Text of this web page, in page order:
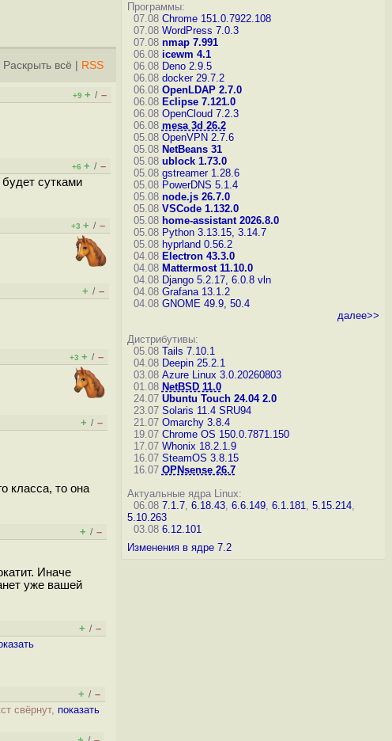
Раскрыть всё RSS
+9 + / –
+6 + / –
сутками
+3 + / –
+ / –
+3 + / –
+ / –
класса, то она
+ / –
Иначе
уже вашей
+ / –
+ / –
свёрнут, показать
Программы:
07.08 Chrome 151.0.7922.108
07.08 WordPress 7.0.3
07.08 nmap 7.991
06.08 icewm 4.1
06.08 Deno 2.9.5
06.08 docker 29.7.2
06.08 OpenLDAP 2.7.0
06.08 Eclipse 7.121.0
06.08 OpenCloud 7.2.3
06.08 mesa 3d 26.2
05.08 OpenVPN 2.7.6
05.08 NetBeans 31
05.08 ublock 1.73.0
05.08 gstreamer 1.28.6
05.08 PowerDNS 5.1.4
05.08 node.js 26.7.0
05.08 VSCode 1.132.0
05.08 home-assistant 2026.8.0
05.08 Python 3.13.15, 3.14.7
05.08 hyprland 0.56.2
04.08 Electron 43.3.0
04.08 Mattermost 11.10.0
04.08 Django 5.2.17, 6.0.8 vln
04.08 Grafana 13.1.2
04.08 GNOME 49.9, 50.4
далее>>
Дистрибутивы:
05.08 Tails 7.10.1
04.08 Deepin 25.2.1
03.08 Azure Linux 3.0.20260803
01.08 NetBSD 11.0
24.07 Ubuntu Touch 24.04 2.0
23.07 Solaris 11.4 SRU94
21.07 Omarchy 3.8.4
19.07 Chrome OS 150.0.7871.150
17.07 Whonix 18.2.1.9
16.07 SteamOS 3.8.15
16.07 OPNsense 26.7
Актуальные ядра Linux:
06.08 7.1.7, 6.18.43, 6.6.149, 6.1.181, 5.15.214,
5.10.263
03.08 6.12.101
Изменения в ядре 7.2